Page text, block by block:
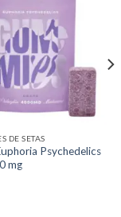
DE SETAS
Psychedelics
mg